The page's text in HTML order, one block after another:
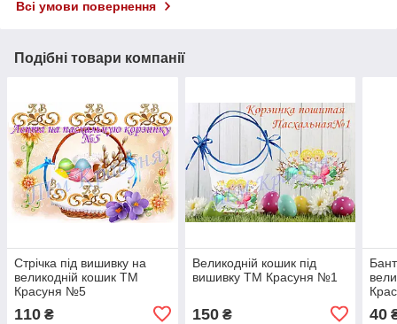
Всі умови повернення
Подібні товари компанії
Стрічка під вишивку на
великодній кошик ТМ
Красуня №5
110 ₴
Великодній кошик під
вишивку ТМ Красуня №1
150₴ 40